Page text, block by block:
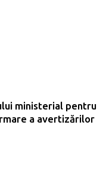
ministerial pentru
a avertizărilor